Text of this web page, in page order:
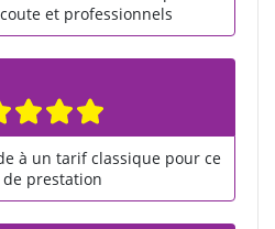
et professionnels
à un tarif classique pour ce
prestation